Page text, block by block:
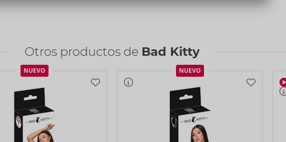
colgado):
28 cm.
País de fabricación: CN
Otros productos de Bad Kitty
NUEVO NUEVO